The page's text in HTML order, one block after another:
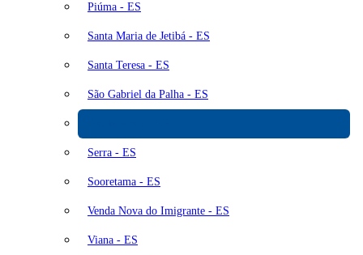
Piúma - ES
Santa Maria de Jetibá - ES
Santa Teresa - ES
São Gabriel da Palha - ES
Serra - ES
Sooretama - ES
Venda Nova do Imigrante - ES
Viana - ES